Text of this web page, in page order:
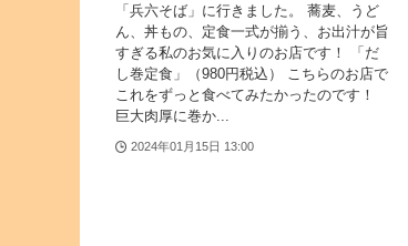
「兵六そば」に行きました。 蕎麦、うど
ん、丼もの、定食一式が揃う、お出汁が旨
すぎる私のお気に入りのお店です！ 「だ
し巻定食」（980円税込） こちらのお店で
これをずっと食べてみたかったのです！
巨大肉厚に巻か...
2024年01月15日 13:00